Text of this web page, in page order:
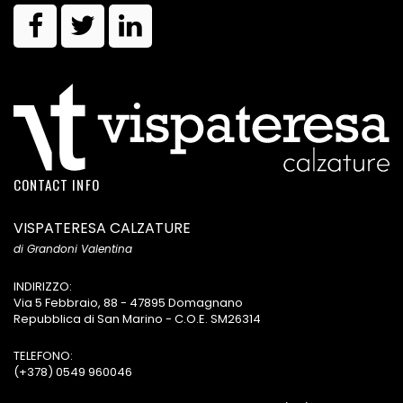
CONTACT INFO
VISPATERESA CALZATURE
di Grandoni Valentina
INDIRIZZO:
Via 5 Febbraio, 88 - 47895 Domagnano
Repubblica di San Marino - C.O.E. SM26314
TELEFONO:
(+378) 0549 960046